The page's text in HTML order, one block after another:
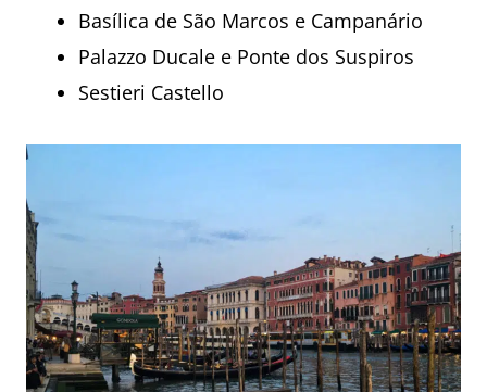
Basílica de São Marcos e Campanário
Palazzo Ducale e Ponte dos Suspiros
Sestieri Castello